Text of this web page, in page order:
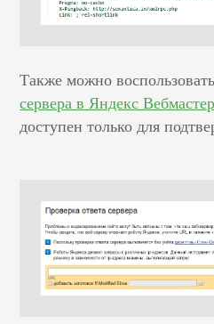
Также можно
сервера в Яндекс
доступен только для